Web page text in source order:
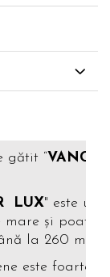
gătit “
LUX" este un
mare și poate
la 260 m
este foarte